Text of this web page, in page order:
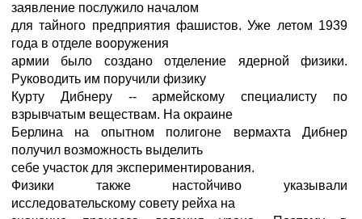
заявление послужило началом
для тайного предприятия фашистов. Уже летом 1939
года в отделе вооружения
армии было создано отделение ядерной физики.
Руководить им поручили физику
Курту Дибнеру -- армейскому специалисту по
взрывчатым веществам. На окраине
Берлина на опытном полигоне вермахта Дибнер
получил возможность выделить
себе участок для экспериментирования.
Физики также настойчиво указывали
исследовательскому совету рейха на